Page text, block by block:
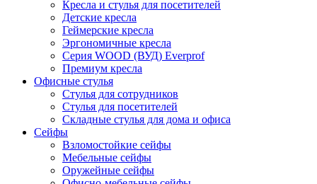
Кресла и стулья для посетителей
Детские кресла
Геймерские кресла
Эргономичные кресла
Серия WOOD (ВУД) Everprof
Премиум кресла
Офисные стулья
Стулья для сотрудников
Стулья для посетителей
Складные стулья для дома и офиса
Сейфы
Взломостойкие сейфы
Мебельные сейфы
Оружейные сейфы